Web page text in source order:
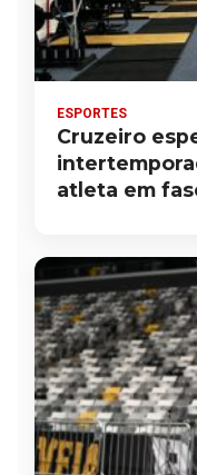
ESPORTES
Cruzeiro
atleta em